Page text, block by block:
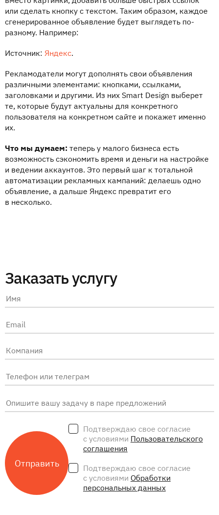
или сделать кнопку с текстом. Таким образом, каждое
сгенерированное объявление будет выглядеть по-
разному. Например:
Источник: Яндекс.
Рекламодатели могут дополнять свои объявления
различными элементами: кнопками, ссылками,
заголовками и другими. Из них Smart Design выберет
те, которые будут актуальны для конкретного
пользователя на конкретном сайте и покажет именно
их.
Что мы думаем: теперь у малого бизнеса есть
возможность сэкономить время и деньги на настройке
и ведении аккаунтов. Это первый шаг к тотальной
автоматизации рекламных кампаний: делаешь одно
объявление, а дальше Яндекс превратит его
в несколько.
Заказать услугу
Подтверждаю свое согласие
с условиями Пользовательского
соглашения
Подтверждаю свое согласие
с условиями Обработки
персональных данных